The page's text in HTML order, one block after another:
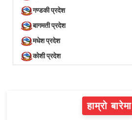
गण्डकी प्रदेश
बागमती प्रदेश
मधेश प्रदेश
कोशी प्रदेश
हाम्रो बारेमा